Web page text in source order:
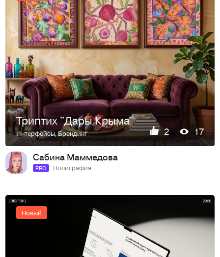
Триптих "Дары Крыма"
Интерфейсы,Брендинг 2 17
Сабина Маммедова
PRO Полиграфия
Новый